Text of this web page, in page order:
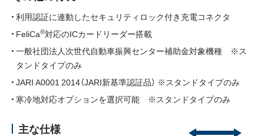
利用認証に連動したセキュリティロック付き充電コネクタ
FeliCa®対応のICカードリーダー搭載
一般社団法人次世代自動車振興センター補助金対象機種 ※ス
タンドタイプのみ
JARI A0001 2014（JARI新基準認証品） ※スタンドタイプのみ
寒冷地対応オプションを選択可能 ※スタンドタイプのみ
主な仕様